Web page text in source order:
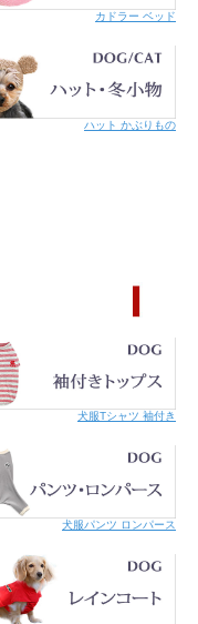
カドラー ベッド
ハット かぶりもの
犬服Tシャツ 袖付き
犬服パンツ ロンパース